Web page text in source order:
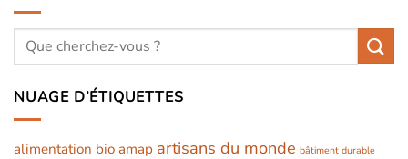
NUAGE D’ÉTIQUETTES
alimentation bio amap artisans du monde bâtiment durable